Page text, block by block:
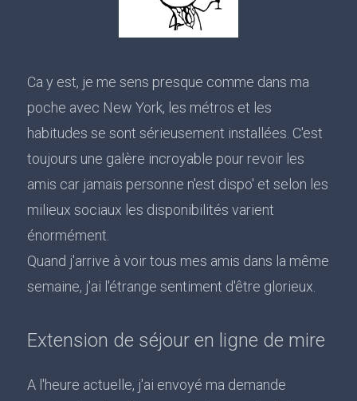
Ca y est, je me sens presque comme dans ma
poche avec New York, les métros et les
habitudes se sont sérieusement installées. C'est
toujours une galère incroyable pour revoir les
amis car jamais personne n'est dispo' et selon les
milieux sociaux les disponibilités varient
énormément.
Quand j'arrive à voir tous mes amis dans la même
semaine, j'ai l'étrange sentiment d'être glorieux.
Extension de séjour en ligne de mire
A l'heure actuelle, j'ai envoyé ma demande